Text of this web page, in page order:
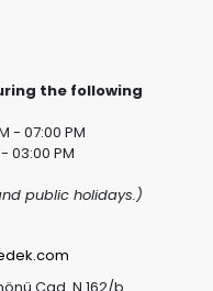
the following
- 07:00 PM
03:00 PM
public holidays.)